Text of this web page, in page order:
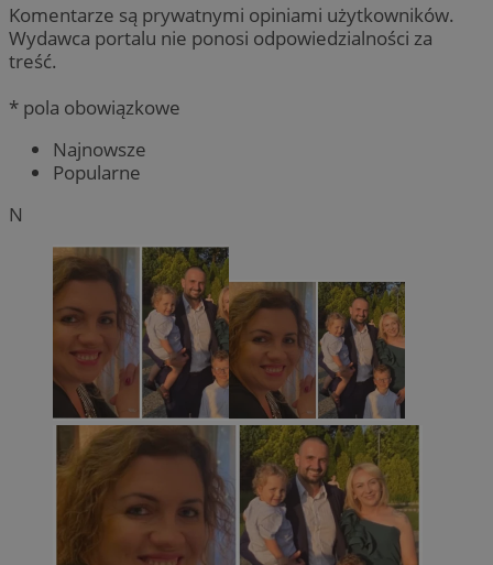
Komentarze są prywatnymi opiniami użytkowników.
Wydawca portalu nie ponosi odpowiedzialności za
treść.
* pola obowiązkowe
Najnowsze
Popularne
N